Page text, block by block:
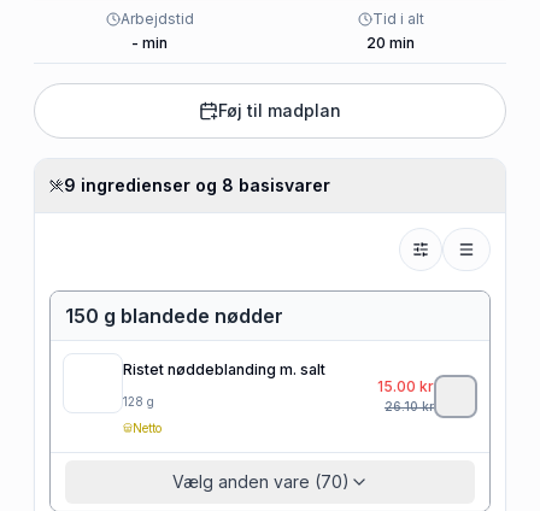
Arbejdstid
- min
Tid i alt
20 min
Føj til madplan
9 ingredienser og 8 basisvarer
150 g blandede nødder
Ristet nøddeblanding m. salt
128 g
Netto
15.00 kr
26.10kr
Vælg anden vare (70)